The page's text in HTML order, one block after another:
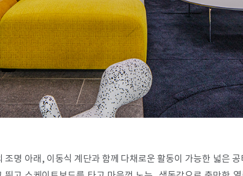
조명 아래, 이동식 계단과 함께 다채로운 활동이 가능한 넓은